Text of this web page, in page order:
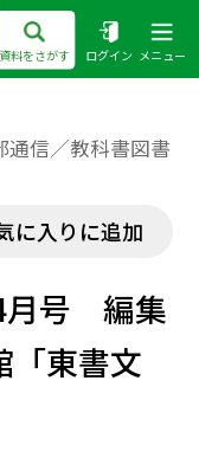
資料をさがす ログイン メニュー
通信／教科書図書
に入りに追加
月号 編集
「東書文